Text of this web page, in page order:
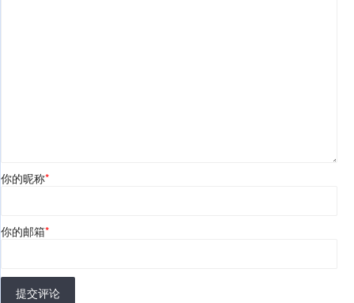
你的昵称*
你的邮箱*
提交评论